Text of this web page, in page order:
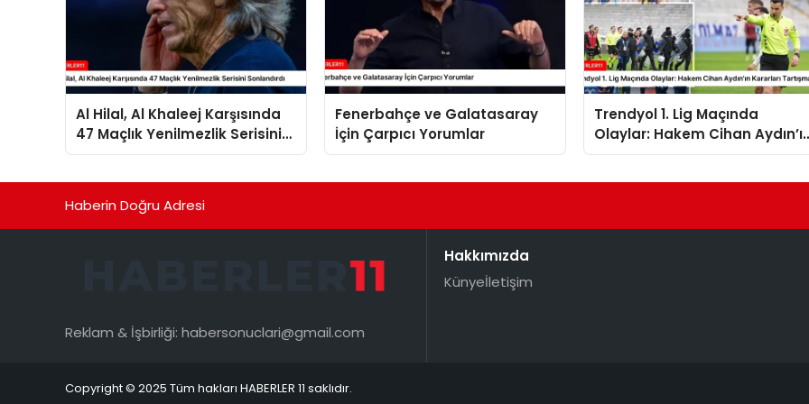
Al Hilal, Al Khaleej Karşısında
47 Maçlık Yenilmezlik Serisini
Sonlandırdı
Fenerbahçe ve Galatasaray
İçin Çarpıcı Yorumlar
Trendyol 1. Lig Maçında
Olaylar: Hakem Cihan
Kararları Tartışma Yarattı
Haberin Doğru Adresi
Reklam & İşbirliği: habersonuclari@gmail.com
Hakkımızda
Künyeİletişim
Copyright © 2025 Tüm hakları HABERLER 11 saklıdır.